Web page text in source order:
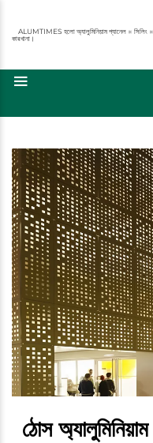
ALUMTIMES হলো অ্যালুমিনিয়াম প্যানেল ※ সিলিং ※
কারখানা।
ঠোস